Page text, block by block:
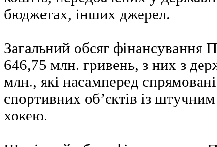
бюджетах, інших джерел.
Загальний обсяг фінансування
646,75 млн. гривень, з них з
млн., які насамперед
спортивних об’єктів із
хокею.